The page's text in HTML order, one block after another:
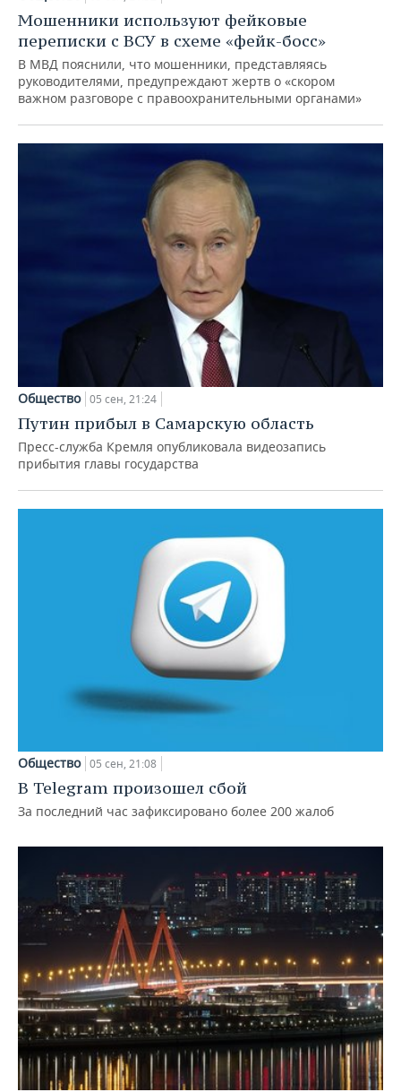
ХОККЕЙ С МЯЧОМ
ПРОИСШЕСТВИЯ
Мошенники используют фейковые
переписки с ВСУ в схеме «фейк-босс»
В МВД пояснили, что мошенники, представляясь
руководителями, предупреждают жертв о «скором
важном разговоре с правоохранительными органами»
Общество 05 сен, 21:24
Путин прибыл в Самарскую область
Пресс-служба Кремля опубликовала видеозапись
прибытия главы государства
Общество 05 сен, 21:08
В Telegram произошел сбой
За последний час зафиксировано более 200 жалоб